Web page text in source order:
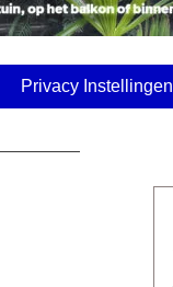
Privacy Instellingen